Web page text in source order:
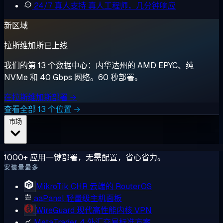
24/7 真人支持 真人工程师，几分钟响应
新区域
拉斯维加斯已上线
我们的第 13 个数据中心：内华达州的 AMD EPYC、纯
NVMe 和 40 Gbps 网络。60 秒部署。
在拉斯维加斯部署 →
查看全部 13 个位置 →
1000+ 应用一键部署，无需配置，省心省力。
安装量最多
MikroTik CHR 云端的 RouterOS
aaPanel轻量级主机面板
WireGuard 现代高性能内核 VPN